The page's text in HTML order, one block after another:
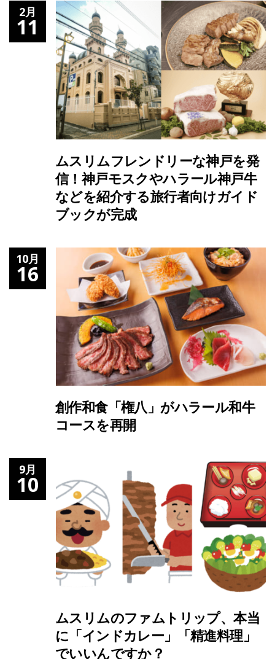
2月
11
ムスリムフレンドリーな神戸を発
信！神戸モスクやハラール神戸牛
などを紹介する旅行者向けガイド
ブックが完成
10月
16
創作和食「権八」がハラール和牛
コースを再開
9月
10
ムスリムのファムトリップ、本当
に「インドカレー」「精進料理」
でいいんですか？